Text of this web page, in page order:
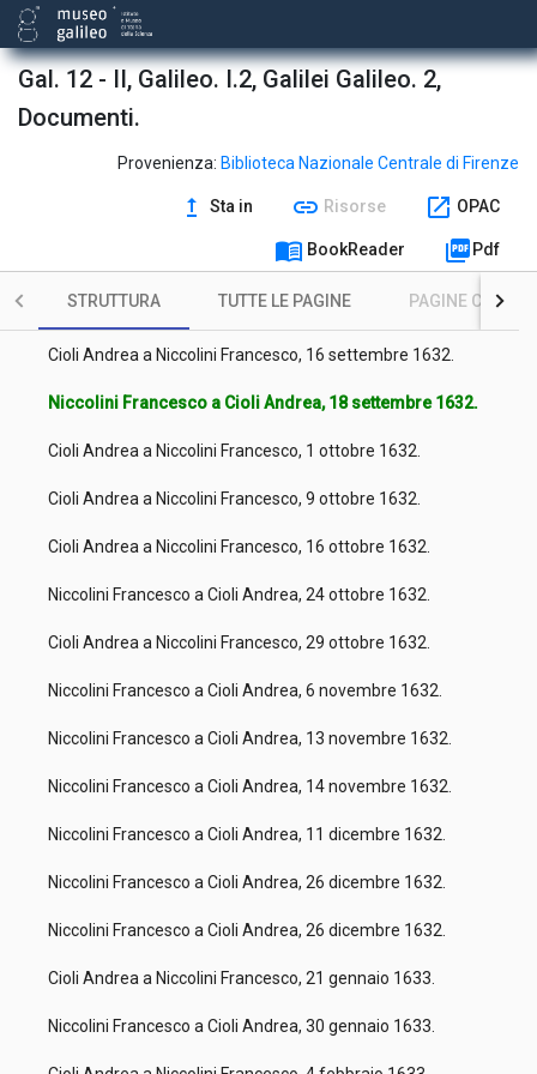
Gal. 12 - II, Galileo. I.2, Galilei Galileo. 2,
Documenti.
Provenienza: Biblioteca Nazionale Centrale di Firenze
upgrade Sta in link Risorse open_in_new OPAC
menu_book BookReader picture_as_pdf Pdf
STRUTTURA TUTTE LE PAGINE PAGINE CON
Niccolini Francesco a Cioli Andrea, 25 agosto 1632.
Niccolini Francesco a Cioli Andrea, 28 agosto 1632.
Niccolini Francesco a Cioli Andrea, 28 agosto 1632.
Niccolini Francesco a Cioli Andrea, 28 agosto 1632.
Niccolini Francesco a Cioli Andrea, 5 settembre 1632.
Cioli Andrea a Niccolini Francesco, 9 settembre 1632.
Niccolini Francesco a Cioli Andrea, 11 settembre 1632.
Cioli Andrea a Niccolini Francesco, 16 settembre 1632.
Niccolini Francesco a Cioli Andrea, 18 settembre 1632.
Cioli Andrea a Niccolini Francesco, 1 ottobre 1632.
Cioli Andrea a Niccolini Francesco, 9 ottobre 1632.
Cioli Andrea a Niccolini Francesco, 16 ottobre 1632.
Niccolini Francesco a Cioli Andrea, 24 ottobre 1632.
Cioli Andrea a Niccolini Francesco, 29 ottobre 1632.
Niccolini Francesco a Cioli Andrea, 6 novembre 1632.
Niccolini Francesco a Cioli Andrea, 13 novembre 1632.
Niccolini Francesco a Cioli Andrea, 14 novembre 1632.
Niccolini Francesco a Cioli Andrea, 11 dicembre 1632.
Niccolini Francesco a Cioli Andrea, 26 dicembre 1632.
Niccolini Francesco a Cioli Andrea, 26 dicembre 1632.
Cioli Andrea a Niccolini Francesco, 21 gennaio 1633.
Niccolini Francesco a Cioli Andrea, 30 gennaio 1633.